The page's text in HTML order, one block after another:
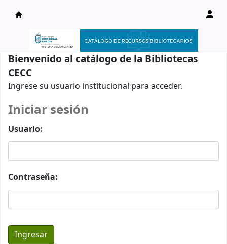
Catálogo en línea
Bienvenido al catálogo de la Bibliotecas
CECC
Ingrese su usuario institucional para acceder.
Iniciar sesión
Usuario:
Contraseña: